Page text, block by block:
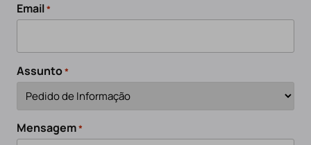
Email*
Assunto*
Mensagem*